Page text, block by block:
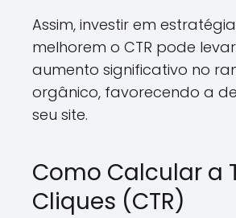
Assim, investir em
melhorem o CTR pode
aumento significativo no
orgânico, favorecendo a
seu site.
Como Calcular a
Cliques (CTR)